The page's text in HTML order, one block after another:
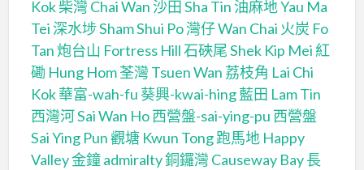
Kok柴灣 Chai Wan沙田 Sha Tin 油麻地 Yau Ma
Tei深水埗 Sham Shui Po灣仔 Wan Chai 火炭 Fo
Tan炮台山 Fortress Hill石硤尾 Shek Kip Mei 紅
磡 Hung Hom荃灣 Tsuen Wan 荔枝角 Lai Chi
Kok華富-wah-fu葵興-kwai-hing藍田 Lam Tin
西灣河 Sai Wan Ho西營盤-sai-ying-pu 西營盤
Sai Ying Pun觀塘 Kwun Tong跑馬地 Happy
Valley金鐘 admiralty銅鑼灣 Causeway Bay長